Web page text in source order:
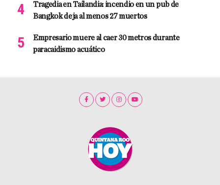
Tragedia en Tailandia: incendio en un pub de
Bangkok deja al menos 27 muertos
Empresario muere al caer 30 metros durante
paracaidismo acuático